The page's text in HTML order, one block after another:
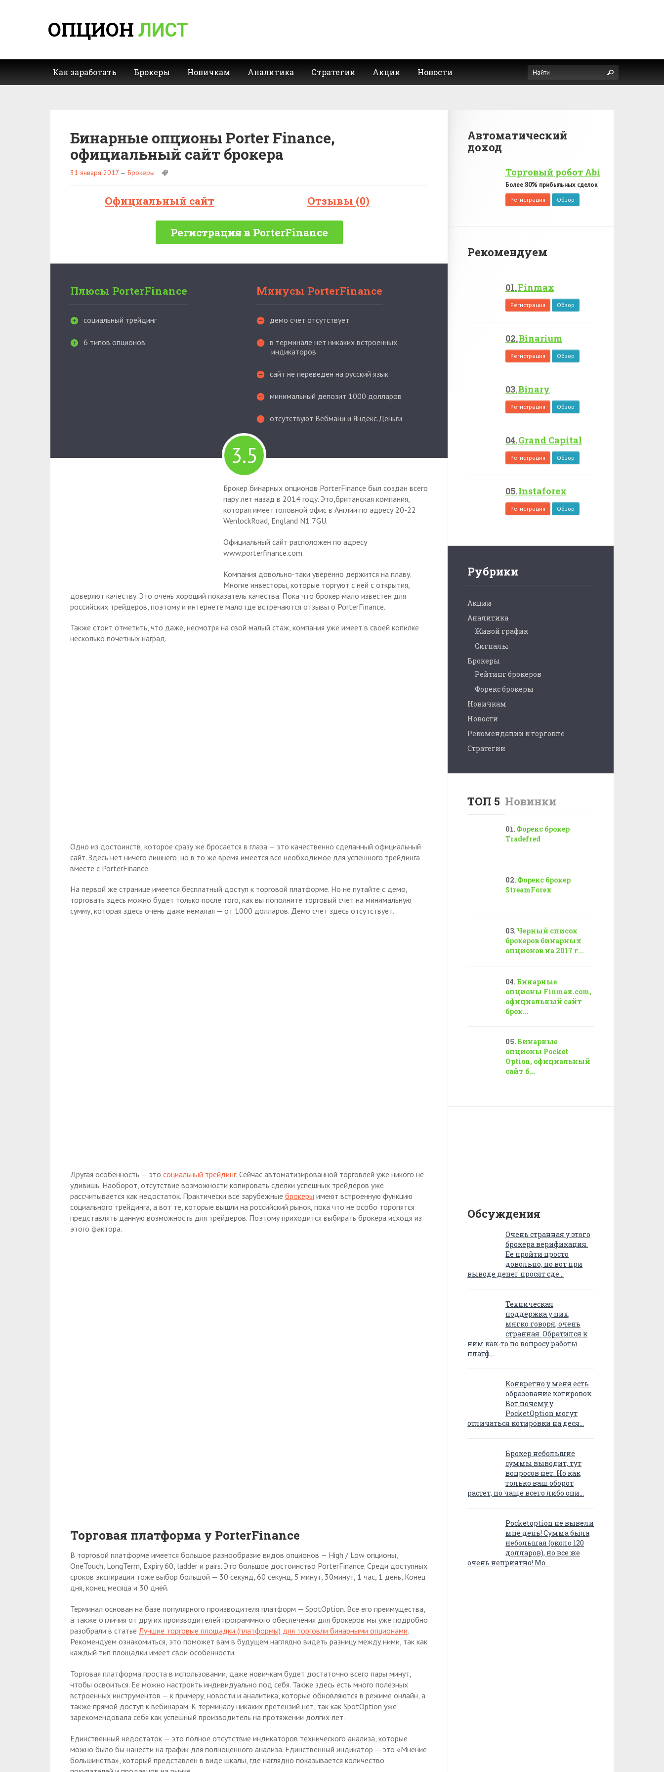
ОПЦИОН ЛИСТ
Как заработать Брокеры Новичкам Аналитика Стратегии Акции Новости
Бинарные опционы Porter Finance,
официальный сайт брокера
31 января 2017 — Брокеры
Официальный сайт Отзывы (0)
Регистрация в PorterFinance
Плюсы PorterFinance
социальный трейдинг
6 типов опционов
Минусы PorterFinance
демо счет отсутствует
в терминале нет никаких встроенных
индикаторов
сайт не переведен на русский язык
минимальный депозит 1000 долларов
отсутствуют Вебмани и Яндекс.Деньги
3.5
Брокер бинарных опционов PorterFinance был создан всего
пару лет назад в 2014 году. Это,британская компания,
которая имеет головной офис в Англии по адресу 20-22
WenlockRoad, England N1 7GU.
Официальный сайт расположен по адресу
www.porterfinance.com.
Компания довольно-таки уверенно держится на плаву.
Многие инвесторы, которые торгуют с ней с открытия,
доверяют качеству. Это очень хороший показатель качества. Пока что брокер мало известен для
российских трейдеров, поэтому и интернете мало где встречаются отзывы о PorterFinance.
Также стоит отметить, что даже, несмотря на свой малый стаж, компания уже имеет в своей копилке
несколько почетных наград.
Одно из достоинств, которое сразу же бросается в глаза — это качественно сделанный официальный
сайт. Здесь нет ничего лишнего, но в то же время имеется все необходимое для успешного трейдинга
вместе с PorterFinance.
На первой же странице имеется бесплатный доступ к торговой платформе. Но не путайте с демо,
торговать здесь можно будет только после того, как вы пополните торговый счет на минимальную
сумму, которая здесь очень даже немалая — от 1000 долларов. Демо счет здесь отсутствует.
Другая особенность — это социальный трейдинг. Сейчас автоматизированной торговлей уже никого не
удивишь. Наоборот, отсутствие возможности копировать сделки успешных трейдеров уже
рассчитывается как недостаток. Практически все зарубежные брокеры имеют встроенную функцию
социального трейдинга, а вот те, которые вышли на российский рынок, пока что не особо торопятся
представлять данную возможность для трейдеров. Поэтому приходится выбирать брокера исходя из
этого фактора.
Торговая платформа у PorterFinance
В торговой платформе имеется большое разнообразие видов опционов — High / Low опционы,
OneTouch, LongTerm, Expiry 60, ladder и pairs. Это большое достоинство PorterFinance. Среди доступных
сроков экспирации тоже выбор большой — 30 секунд, 60 секунд, 5 минут, 30минут, 1 час, 1 день, Конец
дня, конец месяца и 30 дней.
Терминал основан на базе популярного производителя платформ — SpotOption. Все его преимущества,
а также отличия от других производителей программного обеспечения для брокеров мы уже подробно
разобрали в статье Лучшие торговые площадки (платформы) для торговли бинарными опционами.
Рекомендуем ознакомиться, это поможет вам в будущем наглядно видеть разницу между ними, так как
каждый тип площадки имеет свои особенности.
Торговая платформа проста в использовании, даже новичкам будет достаточно всего пары минут,
чтобы освоиться. Ее можно настроить индивидуально под себя. Также здесь есть много полезных
встроенных инструментов — к примеру, новости и аналитика, которые обновляются в режиме онлайн, а
также прямой доступ к вебинарам. К терминалу никаких претензий нет, так как SpotOption уже
зарекомендовала себя как успешный производитель на протяжении долгих лет.
Единственный недостаток — это полное отсутствие индикаторов технического анализа, которые
можно было бы нанести на график для полноценного анализа. Единственный индикатор — это «Мнение
большинства», который представлен в виде шкалы, где наглядно показывается количество
Автоматический
доход
Торговый робот Abi
Более 80% прибыльных сделок
Регистрация Обзор
Рекомендуем
Finmax
Регистрация Обзор
Binarium
Регистрация Обзор
Binary
Регистрация Обзор
Grand Capital
Регистрация Обзор
Instaforex
Регистрация Обзор
Рубрики
Акции
Аналитика
Живой график
Сигналы
Брокеры
Рейтинг брокеров
Форекс брокеры
Новичкам
Новости
Рекомендации к торговле
Стратегии
ТОП 5 Новинки
Форекс брокер
Tradefred
Форекс брокер
StreamForex
Черный список
брокеров бинарных
опционов на 2017 г...
Бинарные
опционы Finmax.com,
официальный сайт
брок...
Бинарные
опционы Pocket
Option, официальный
сайт б...
Обсуждения
Очень странная у этого
брокера верификация.
Ее пройти просто
довольно, но вот при
выводе денег просят сде…
Техническая
поддержка у них,
мягко говоря, очень
странная. Обратился к
ним как-то по вопросу работы
платф…
Конкретно у меня есть
образование котировок.
Вот почему у
PocketOption могут
отличаться котировки на деся…
Брокер небольшие
суммы выводит, тут
вопросов нет. Но как
только ваш оборот
растет, но чаще всего либо они…
Pocketoption не вывели
мне день! Сумма была
небольшая (около 120
долларов), но все же
очень неприятно! Мо…